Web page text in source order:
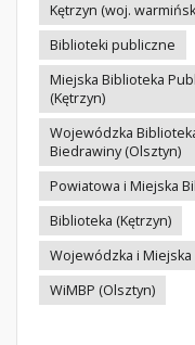
Kętrzyn (woj.
Biblioteki publiczne
Miejska Biblioteka
(Kętrzyn)
Wojewódzka
Biedrawiny (Olsztyn)
Powiatowa i Miejska
Biblioteka (Kętrzyn)
Wojewódzka i
WiMBP (Olsztyn)